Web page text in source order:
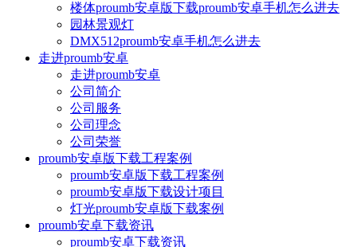
楼体proumb安卓版下载proumb安卓手机怎么进去
园林景观灯
DMX512proumb安卓手机怎么进去
走进proumb安卓
走进proumb安卓
公司简介
公司服务
公司理念
公司荣誉
proumb安卓版下载工程案例
proumb安卓版下载工程案例
proumb安卓版下载设计项目
灯光proumb安卓版下载案例
proumb安卓下载资讯
proumb安卓下载资讯